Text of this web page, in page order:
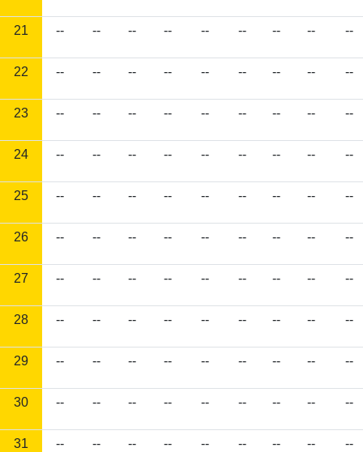
21 -- -- -- -- -- -- -- -- --
22 -- -- -- -- -- -- -- -- --
23 -- -- -- -- -- -- -- -- --
24 -- -- -- -- -- -- -- -- --
25 -- -- -- -- -- -- -- -- --
26 -- -- -- -- -- -- -- -- --
27 -- -- -- -- -- -- -- -- --
28 -- -- -- -- -- -- -- -- --
29 -- -- -- -- -- -- -- -- --
30 -- -- -- -- -- -- -- -- --
31 -- -- -- -- -- -- -- -- --